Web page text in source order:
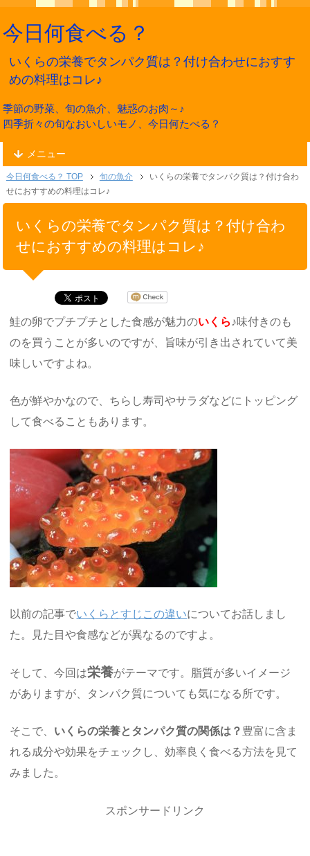
今日何食べる？
いくらの栄養でタンパク質は？付け合わせにおすす
めの料理はコレ♪
季節の野菜、旬の魚介、魅惑のお肉～♪
四季折々の旬なおいしいモノ、今日何たべる？
メニュー
今日何食べる？ TOP 旬の魚介
いくらの栄養でタンパク質は？付け合わ
せにおすすめの料理はコレ♪
いくらの栄養でタンパク質は？付け合わ
せにおすすめの料理はコレ♪
鮭の卵でプチプチとした食感が魅力のいくら ♪味付きのも
のを買うことが多いのですが、旨味が引き出されていて美
味しいですよね。
色が鮮やかなので、ちらし寿司やサラダなどにトッピング
して食べることもあります。
以前の記事でいくらとすじこの違いについてお話しまし
た。見た目や食感などが異なるのですよ。
そして、今回は栄養がテーマです。脂質が多いイメージ
がありますが、タンパク質についても気になる所です。
そこで、 いくらの栄養とタンパク質の関係は？ 豊富に含ま
れる成分や効果をチェックし、効率良く食べる方法を見て
みました。
スポンサードリンク